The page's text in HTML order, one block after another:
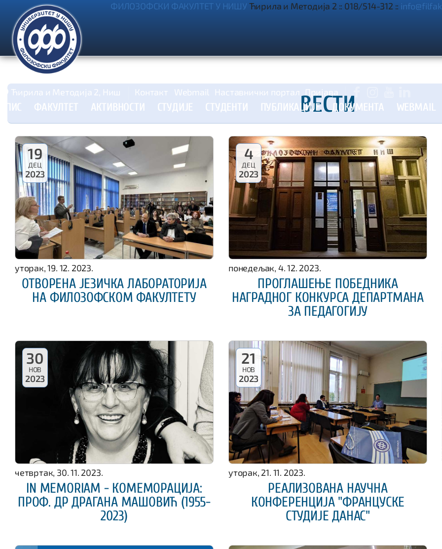
ФИЛОЗОФСКИ ФАКУЛТЕТ У НИШУЋирила и Методија 2 :: 018/514-312 ::
Ћирила и Методија 2, Ниш Контакт Webmail Наставнички портал Пријава
УПИС ФАКУЛТЕТ АКТИВНОСТИ СТУДИЈЕ СТУДЕНТИ ПУБЛИКАЦИЈЕ ДОКУМЕНТА WEBMAIL
ВЕСТИ
19
ДЕЦ
2023
уторак, 19. 12. 2023.
ОТВОРЕНА ЈЕЗИЧКА ЛАБОРАТОРИЈА
НА ФИЛОЗОФСКОМ ФАКУЛТЕТУ
4
ДЕЦ
2023
понедељак, 4. 12. 2023.
ПРОГЛАШЕЊЕ ПОБЕДНИКА
НАГРАДНОГ КОНКУРСА ДЕПАРТМАНА
ЗА ПЕДАГОГИЈУ
30
НОВ
2023
четвртак, 30. 11. 2023.
IN MEMORIAM - КОМЕМОРАЦИЈА:
ПРОФ. ДР ДРАГАНА МАШОВИЋ (1955-
2023)
21
НОВ
2023
уторак, 21. 11. 2023.
РЕАЛИЗОВАНА НАУЧНА
КОНФЕРЕНЦИЈА "ФРАНЦУСКЕ
СТУДИЈЕ ДАНАС"